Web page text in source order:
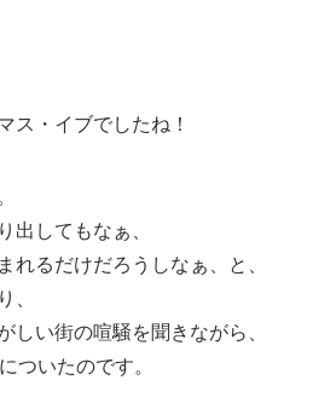
ス・イブでしたね！
出してもなぁ、
れるだけだろうしなぁ、と、
しい街の喧騒を聞きながら、
ついたのです。